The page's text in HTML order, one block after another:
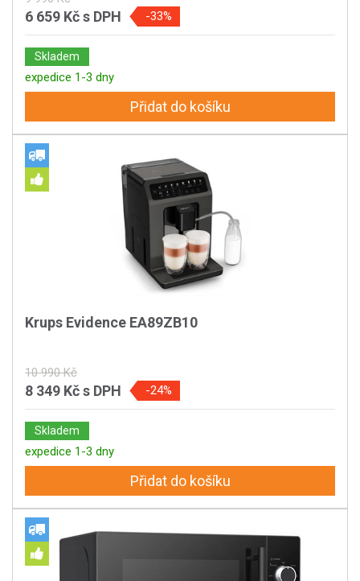
6 659 Kčs DPH -33%
Skladem
expedice 1-3 dny
Přidat do košíku
Krups Evidence EA89ZB10
10 990 Kč
8 349 Kčs DPH -24%
Skladem
expedice 1-3 dny
Přidat do košíku